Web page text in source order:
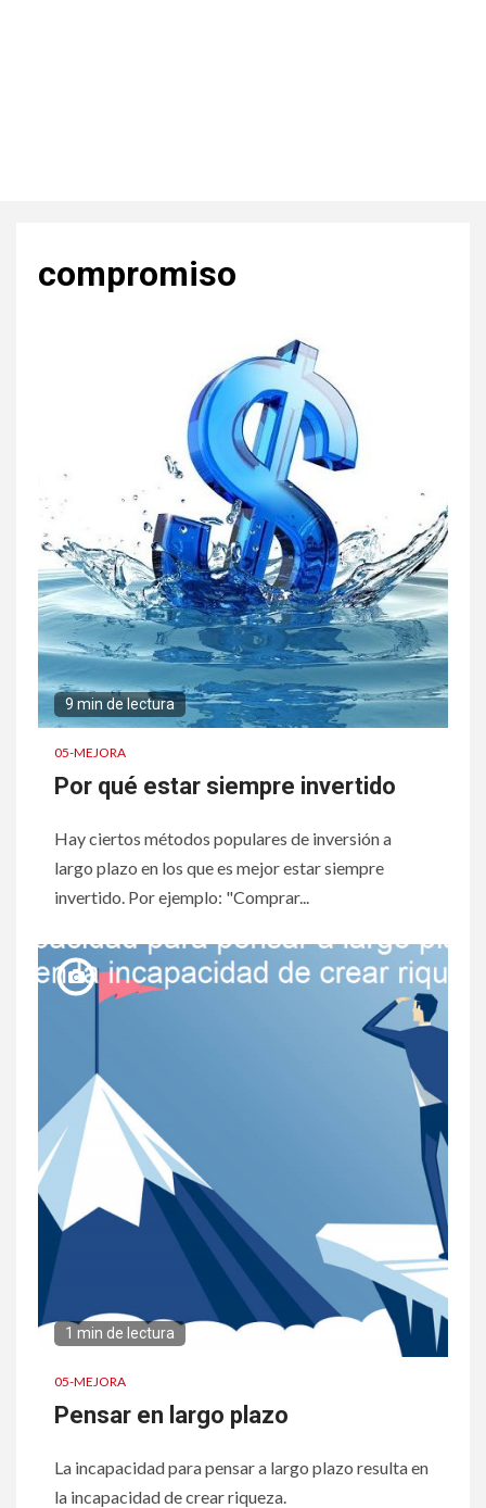
compromiso
9 min de lectura
05-MEJORA
Por qué estar siempre invertido
Hay ciertos métodos populares de inversión a
largo plazo en los que es mejor estar siempre
invertido. Por ejemplo: "Comprar...
1 min de lectura
05-MEJORA
Pensar en largo plazo
La incapacidad para pensar a largo plazo resulta en
la incapacidad de crear riqueza.